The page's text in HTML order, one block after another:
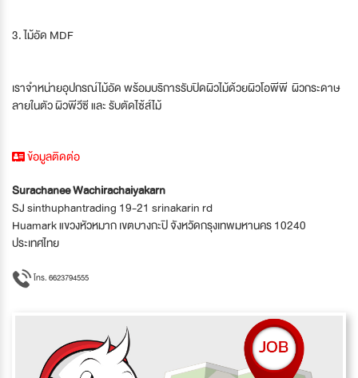
3. ไม้อัด MDF
เราจำหน่ายอุปกรณ์ไม้อัด พร้อมบริการรับปิดผิวไม้ด้วยผิวโอพีพี ผิวกระดาษ
ลายในตัว ผิวพีวีซี และ รับตัดไซ้ส์ไม้
ข้อมูลติดต่อ
Surachanee Wachirachaiyakarn
SJ sinthuphantrading 19-21 srinakarin rd
Huamark แขวงหัวหมาก เขตบางกะปิ จังหวัดกรุงเทพมหานคร 10240
ประเทศไทย
โทร. 6623794555